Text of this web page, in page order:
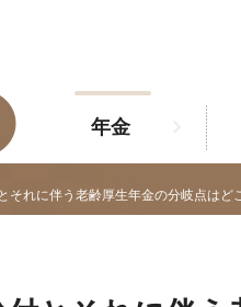
年金
それに伴う老齢厚生年金の分岐点はど